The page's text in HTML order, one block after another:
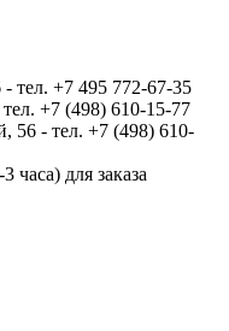
тел. +7 495 772-67-35
+7 (498) 610-15-77
- тел. +7 (498) 610-
часа) для заказа